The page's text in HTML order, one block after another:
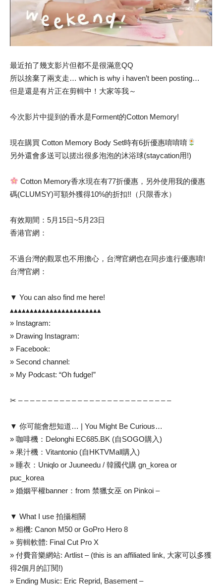
最近拍了幾支影片但都不是很滿意QQ
所以捨棄了兩支走… which is why i haven’t been posting…
但是還是有片正在剪輯中！大家等我～
今次影片中提到的香水是Forment的Cotton Memory!
現在購買 Cotton Memory Body Set時有6折優惠唷唷唷
另外還會多送可以搓出很多泡泡的沐浴球(staycation用!)
Cotton Memory香水現在有77折優惠，另外使用我的優惠
碼(CLUMSY)可額外獲得10%的折扣!!（只限香水）
有效期間：5月15日~5月23日
香港官網：
不過台灣的觀眾也不用擔心，台灣官網也在同步進行優惠唷!
台灣官網：
▼ You can also find me here!
▴▴▴▴▴▴▴▴▴▴▴▴▴▴▴▴▴▴▴▴▴▴▴
» Instagram:
» Drawing Instagram:
» Facebook:
» Second channel:
» My Podcast: “Oh fudge!”
✂ – – – – – – – – – – – – – – – – – – – – – – – – – –
▼ 你可能會想知道… | You Might Be Curious…
» 咖啡機：Delonghi EC685.BK (自SOGO購入)
» 果汁機：Vitantonio (自HKTVMall購入)
» 睡衣：Uniqlo or Juuneedu / 韓國代購 gn_korea or
puc_korea
» 婚姻平權banner：from 禁獵女巫 on Pinkoi –
▼ What I use 拍攝相關
» 相機: Canon M50 or GoPro Hero 8
» 剪輯軟體: Final Cut Pro X
» 付費音樂網站: Artlist – (this is an affiliated link, 大家可以多獲
得2個月的訂閱!)
» Ending Music: Eric Reprid, Basement –